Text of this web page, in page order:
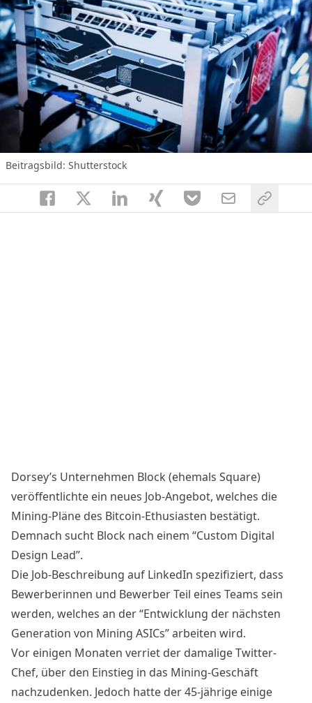
Beitragsbild: Shutterstock
Dorsey’s Unternehmen Block (ehemals Square)
veröffentlichte ein neues Job-Angebot, welches die
Mining-Pläne des Bitcoin-Ethusiasten bestätigt.
Demnach sucht Block nach einem “Custom Digital
Design Lead”.
Die Job-Beschreibung auf LinkedIn spezifiziert, dass
Bewerberinnen und Bewerber Teil eines Teams sein
werden, welches an der “Entwicklung der nächsten
Generation von Mining ASICs” arbeiten wird.
Vor einigen Monaten verriet der damalige Twitter-
Chef, über den Einstieg in das Mining-Geschäft
nachzudenken. Jedoch hatte der 45-jährige einige